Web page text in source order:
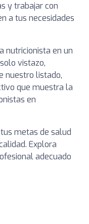
y trabajar con
a tus necesidades
nutricionista en un
vistazo,
nuestro listado,
que muestra la
en
metas de salud
Explora
adecuado